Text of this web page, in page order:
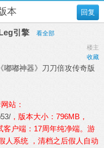
回复
本
引擎 看全部
楼主
收藏
嘟神器》刀刀倍攻传奇版
站：
，版本大小：796MB，
客户端：17周年纯净端。游
人系统 ，清档之后假人自动